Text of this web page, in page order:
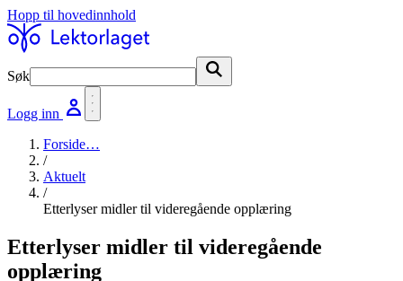
Hopp til hovedinnhold
Søk
Logg inn
Forside…
/
Aktuelt
/
Etterlyser midler til videregående opplæring
Etterlyser midler til videregående
opplæring